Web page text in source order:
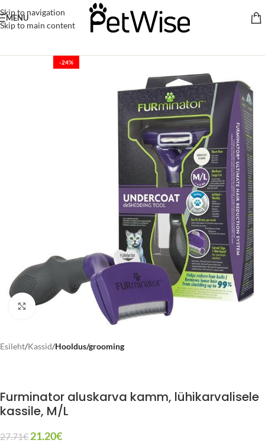
Skip to navigation
Skip to main content
MENU
-24%
Click to enlarge
Esileht Kassid Hooldus/grooming
Furminator aluskarva kamm, lühikarvalisele
kassile, M/L
27.71€ 21.20€